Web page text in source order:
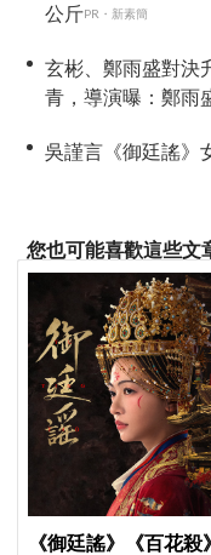
公斤PR・新素簡
玄彬、鄭雨盛對決
青，導演曝：鄭雨
吳謹言《御廷謠》
您也可能喜歡這些文
《御廷謠》《百花